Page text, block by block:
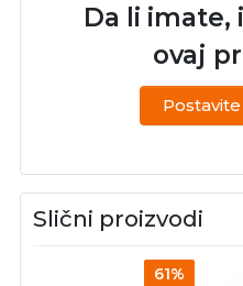
Da li imate,
ovaj
Slični proizvodi
61%